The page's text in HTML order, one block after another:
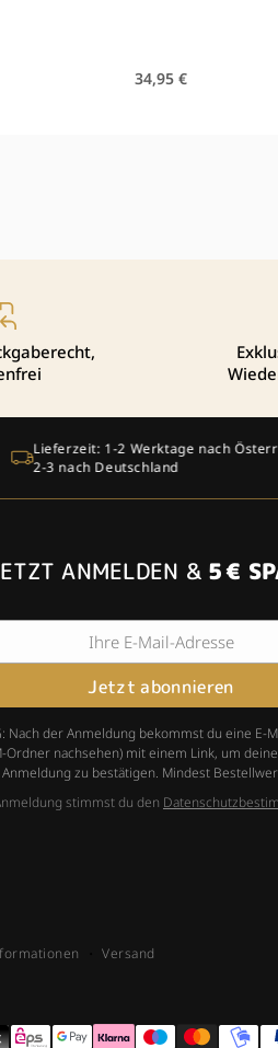
Normaler
Preis
34,95 €
Österreich,
30 Tage Rückgaberecht
Rücksendung innerhalb
ANMELDEN & 5 €
Ihre E-Mail-Adresse
Jetzt abonnieren
Nach der Anmeldung bekommst du eine E-
Ordner nachsehen) mit einem Link, um
Anmeldung zu bestätigen. Mindest
stimmst du den
Versand